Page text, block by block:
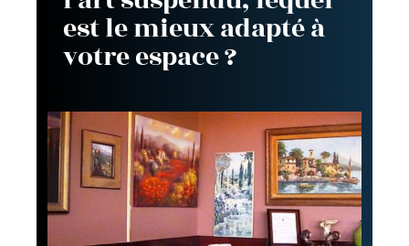
est le mieux adapté à
votre espace ?